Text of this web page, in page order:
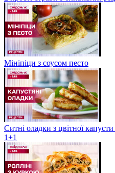
Мініпіци з соусом песто
Ситні оладки з цвітної
1+1